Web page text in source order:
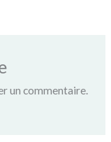
un commentaire.